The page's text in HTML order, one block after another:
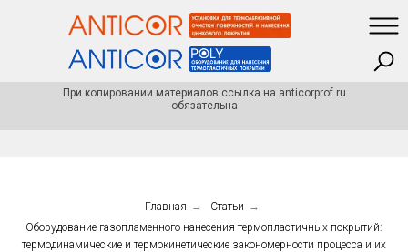
При копировании материалов ссылка на anticorprof.ru
обязательна
Главная → Статьи →
Оборудование газопламенного нанесения термопластичных покрытий:
термодинамические и термокинетические закономерности процесса и их